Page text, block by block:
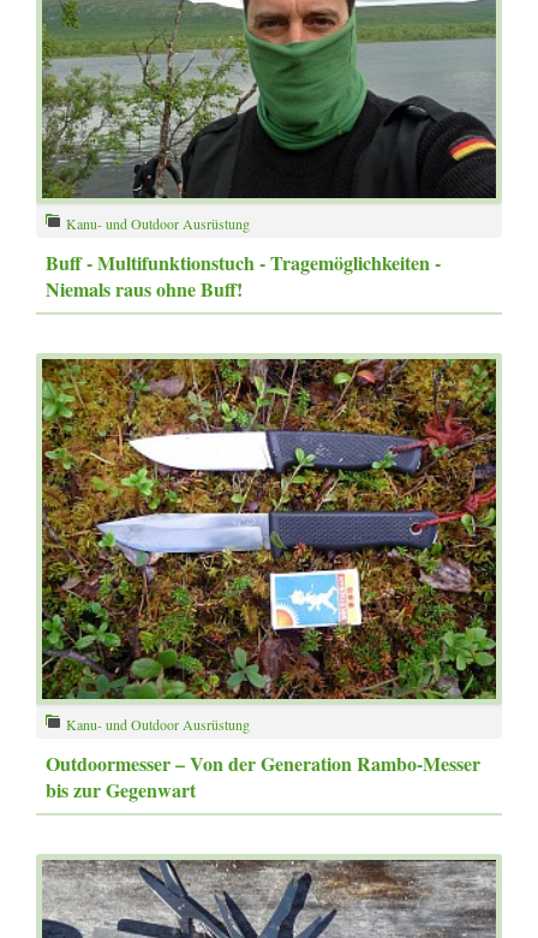
Kanu- und Outdoor Ausrüstung
Buff - Multifunktionstuch - Tragemöglichkeiten -
Niemals raus ohne Buff!
Kanu- und Outdoor Ausrüstung
Outdoormesser – Von der Generation Rambo-Messer
bis zur Gegenwart